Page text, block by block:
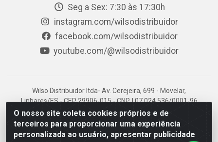
O nosso site coleta cookies próprios e de
terceiros para proporcionar uma experiência
personalizada ao usuário, apresentar publicidade
Seg a Sex: 7:30 às 17:30h
instagram.com/wilsodistribuidor
facebook.com/wilsodistribuidor
youtube.com/@wilsodistribuidor
Wilso Distribuidor ltda- Av. Cerejeira, 699 - Movelar,
Linhares/ES - CEP 29906-015 - CNPJ 07.024.536/0001-96